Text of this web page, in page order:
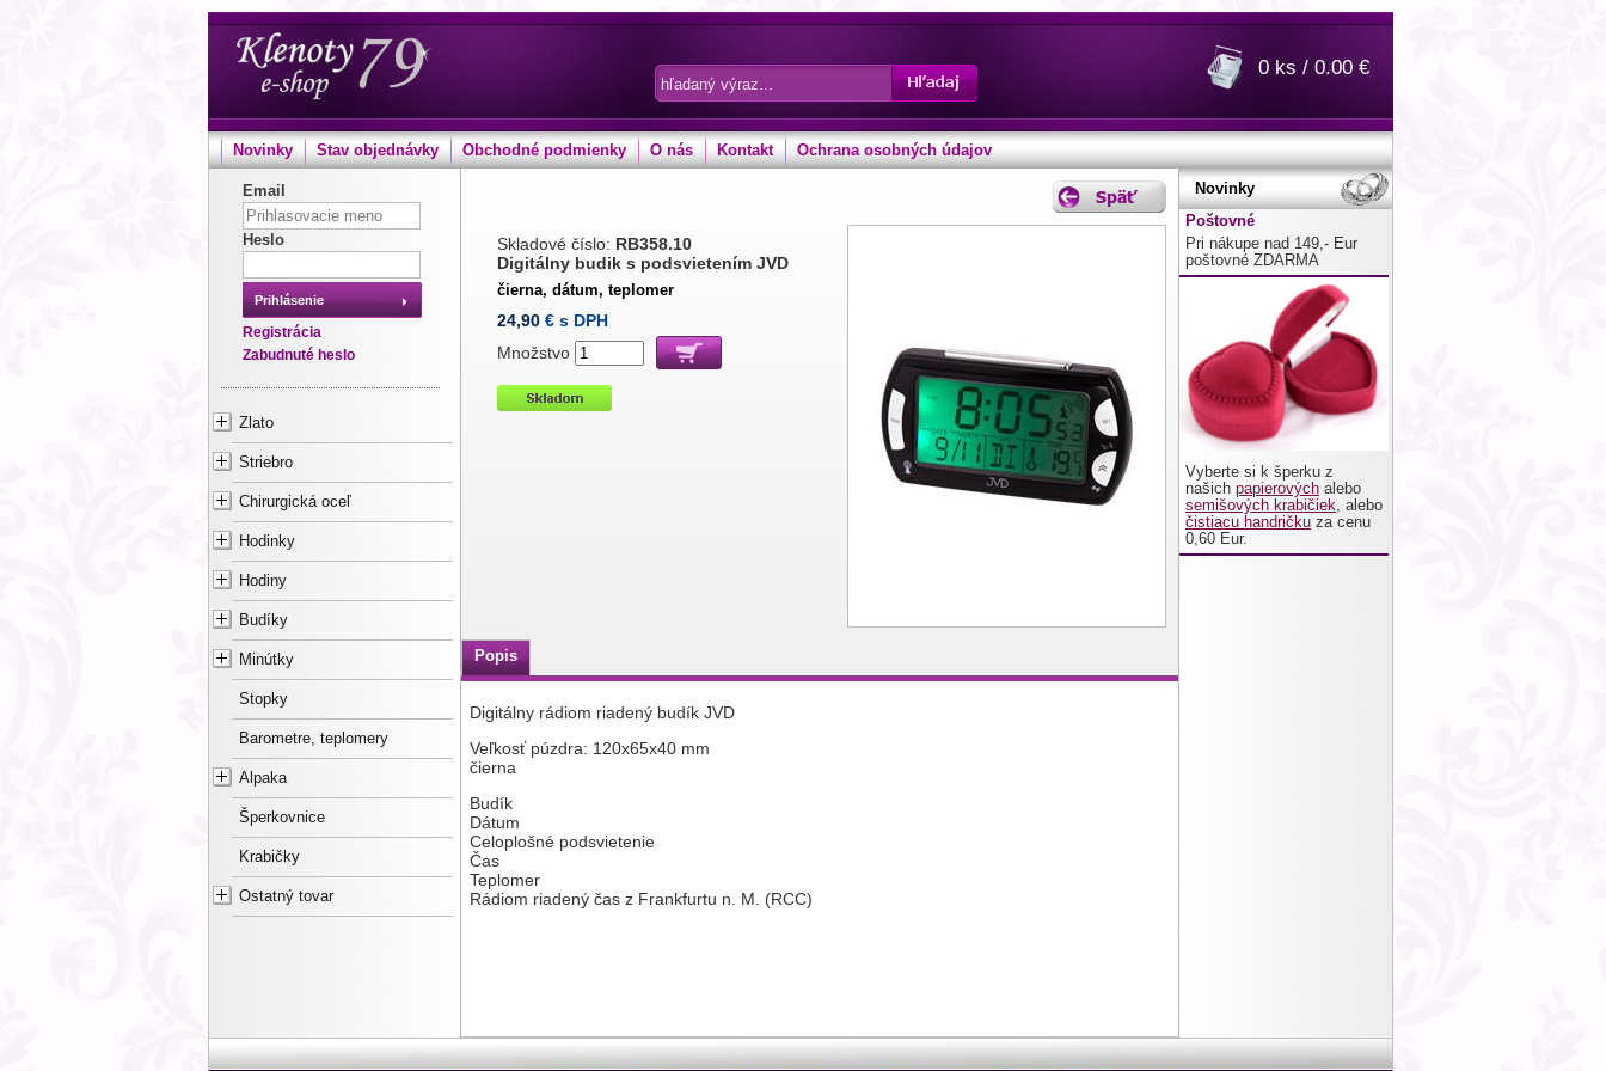
0 ks / 0.00 €
Novinky Stav objednávky Obchodné podmienky O nás Kontakt Ochrana osobných údajov
Email
Heslo
Prihlásenie
Registrácia
Zabudnuté heslo
Zlato
Striebro
Chirurgická oceľ
Hodinky
Hodiny
Budíky
Minútky
Stopky
Barometre, teplomery
Alpaka
Šperkovnice
Krabičky
Ostatný tovar
Skladové číslo: RB358.10
Digitálny budik s podsvietením JVD
čierna, dátum, teplomer
24,90 € s DPH
Množstvo
Popis
Digitálny rádiom riadený budík JVD
Veľkosť púzdra: 120x65x40 mm
čierna
Budík
Dátum
Celoplošné podsvietenie
Čas
Teplomer
Rádiom riadený čas z Frankfurtu n. M. (RCC)
Novinky
Poštovné
Pri nákupe nad 149,- Eur
poštovné ZDARMA
Vyberte si k šperku z
našich papierových alebo
semišových krabičiek, alebo
čistiacu handričku za cenu
0,60 Eur.